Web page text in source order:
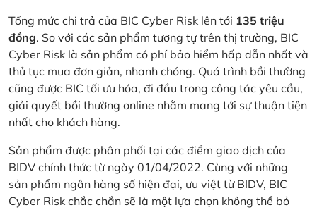
Tổng mức chi trả của BIC Cyber Risk lên tới 135 triệu
đồng. So với các sản phẩm tương tự trên thị trường, BIC
Cyber Risk là sản phẩm có phí bảo hiểm hấp dẫn nhất và
thủ tục mua đơn giản, nhanh chóng. Quá trình bồi thường
cũng được BIC tối ưu hóa, đi đầu trong công tác yêu cầu,
giải quyết bồi thường online nhằm mang tới sự thuận tiện
nhất cho khách hàng.
Sản phẩm được phân phối tại các điểm giao dịch của
BIDV chính thức từ ngày 01/04/2022. Cùng với những
sản phẩm ngân hàng số hiện đại, ưu việt từ BIDV, BIC
Cyber Risk chắc chắn sẽ là một lựa chọn không thể bỏ